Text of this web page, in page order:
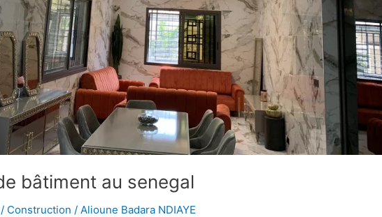
bâtiment au senegal
/ Construction / Alioune Badara NDIAYE